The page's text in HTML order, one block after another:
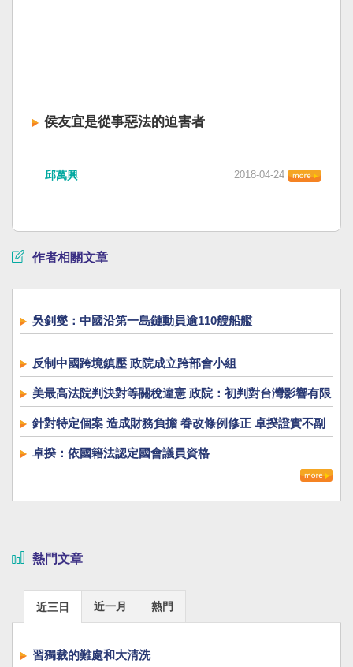
侯友宜是從事惡法的迫害者
邱萬興 2018-04-24
作者相關文章
吳釗燮：中國沿第一島鏈動員逾110艘船艦
反制中國跨境鎮壓 政院成立跨部會小組
美最高法院判決對等關稅違憲 政院：初判對台灣影響有限
針對特定個案 造成財務負擔 眷改條例修正 卓揆證實不副
署
卓揆：依國籍法認定國會議員資格
熱門文章
近三日 近一月 熱門
習獨裁的難處和大清洗